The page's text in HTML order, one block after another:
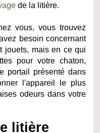
de la litière.
vous, vous trouvez
besoin concernant
jouets, mais en ce qui
pour votre chaton,
portail présenté dans
l'appareil le plus
odeurs dans votre
litière